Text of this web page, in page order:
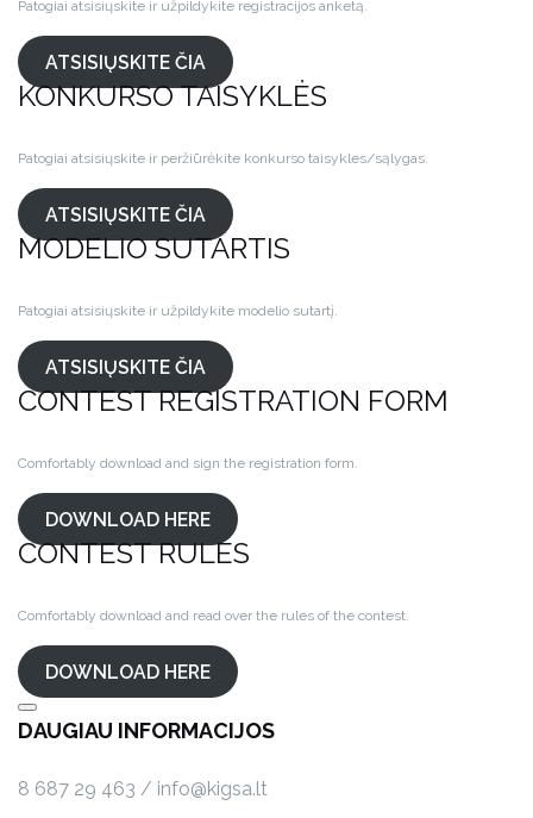
Patogiai atsisiųskite ir užpildykite registracijos anketą.
ATSISIŲSKITE ČIA
KONKURSO TAISYKLĖS
Patogiai atsisiųskite ir peržiūrėkite konkurso taisykles/sąlygas.
ATSISIŲSKITE ČIA
MODELIO SUTARTIS
Patogiai atsisiųskite ir užpildykite modelio sutartį.
ATSISIŲSKITE ČIA
CONTEST REGISTRATION FORM
Comfortably download and sign the registration form.
DOWNLOAD HERE
CONTEST RULES
Comfortably download and read over the rules of the contest.
DOWNLOAD HERE
DAUGIAU INFORMACIJOS
8 687 29 463 / info@kigsa.lt